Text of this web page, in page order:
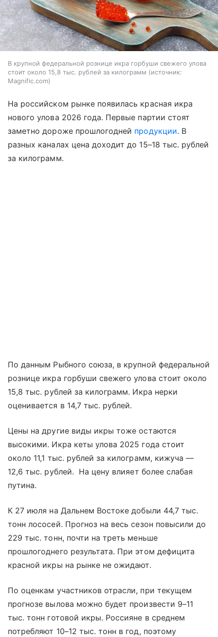
В крупной федеральной рознице икра горбуши свежего улова
стоит около 15,8 тыс. рублей за килограмм
источник:
Magnific.com
На российском рынке появилась красная икра
нового улова 2026 года. Первые партии стоят
заметно дороже прошлогодней продукции. В
разных каналах цена доходит до 15–18 тыс. рублей
за килограмм.
По данным Рыбного союза, в крупной федеральной
рознице икра горбуши свежего улова стоит около
15,8 тыс. рублей за килограмм. Икра нерки
оценивается в 14,7 тыс. рублей.
Цены на другие виды икры тоже остаются
высокими. Икра кеты улова 2025 года стоит
около 11,1 тыс. рублей за килограмм, кижуча —
12,6 тыс. рублей. На цену влияет более слабая
путина.
К 27 июля на Дальнем Востоке добыли 44,7 тыс.
тонн лососей. Прогноз на весь сезон повысили до
229 тыс. тонн, почти на треть меньше
прошлогоднего результата. При этом дефицита
красной икры на рынке не ожидают.
По оценкам участников отрасли, при текущем
прогнозе вылова можно будет произвести 9–11
тыс. тонн готовой икры. Россияне в среднем
потребляют 10–12 тыс. тонн в год, поэтому